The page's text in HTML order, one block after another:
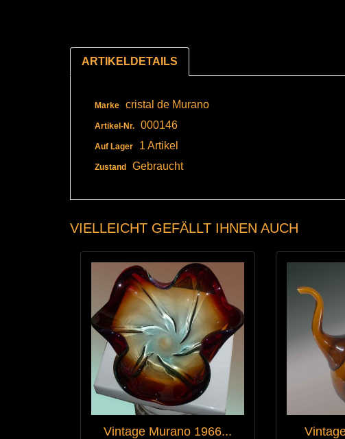
ARTIKELDETAILS
Marke cristal de Murano
Artikel-Nr. 000146
Auf Lager 1 Artikel
Zustand Gebraucht
VIELLEICHT GEFÄLLT IHNEN AUCH
Vintage Murano 1966...